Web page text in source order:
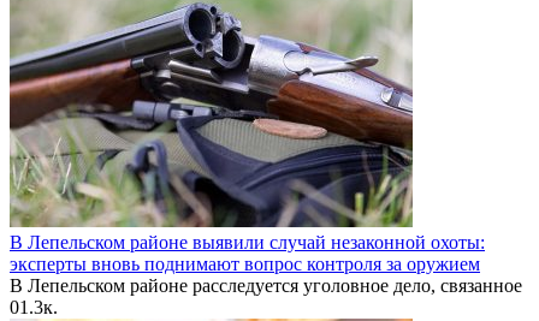
В Лепельском районе выявили случай незаконной охоты:
эксперты вновь поднимают вопрос контроля за оружием
В Лепельском районе расследуется уголовное дело, связанное
01.3к.